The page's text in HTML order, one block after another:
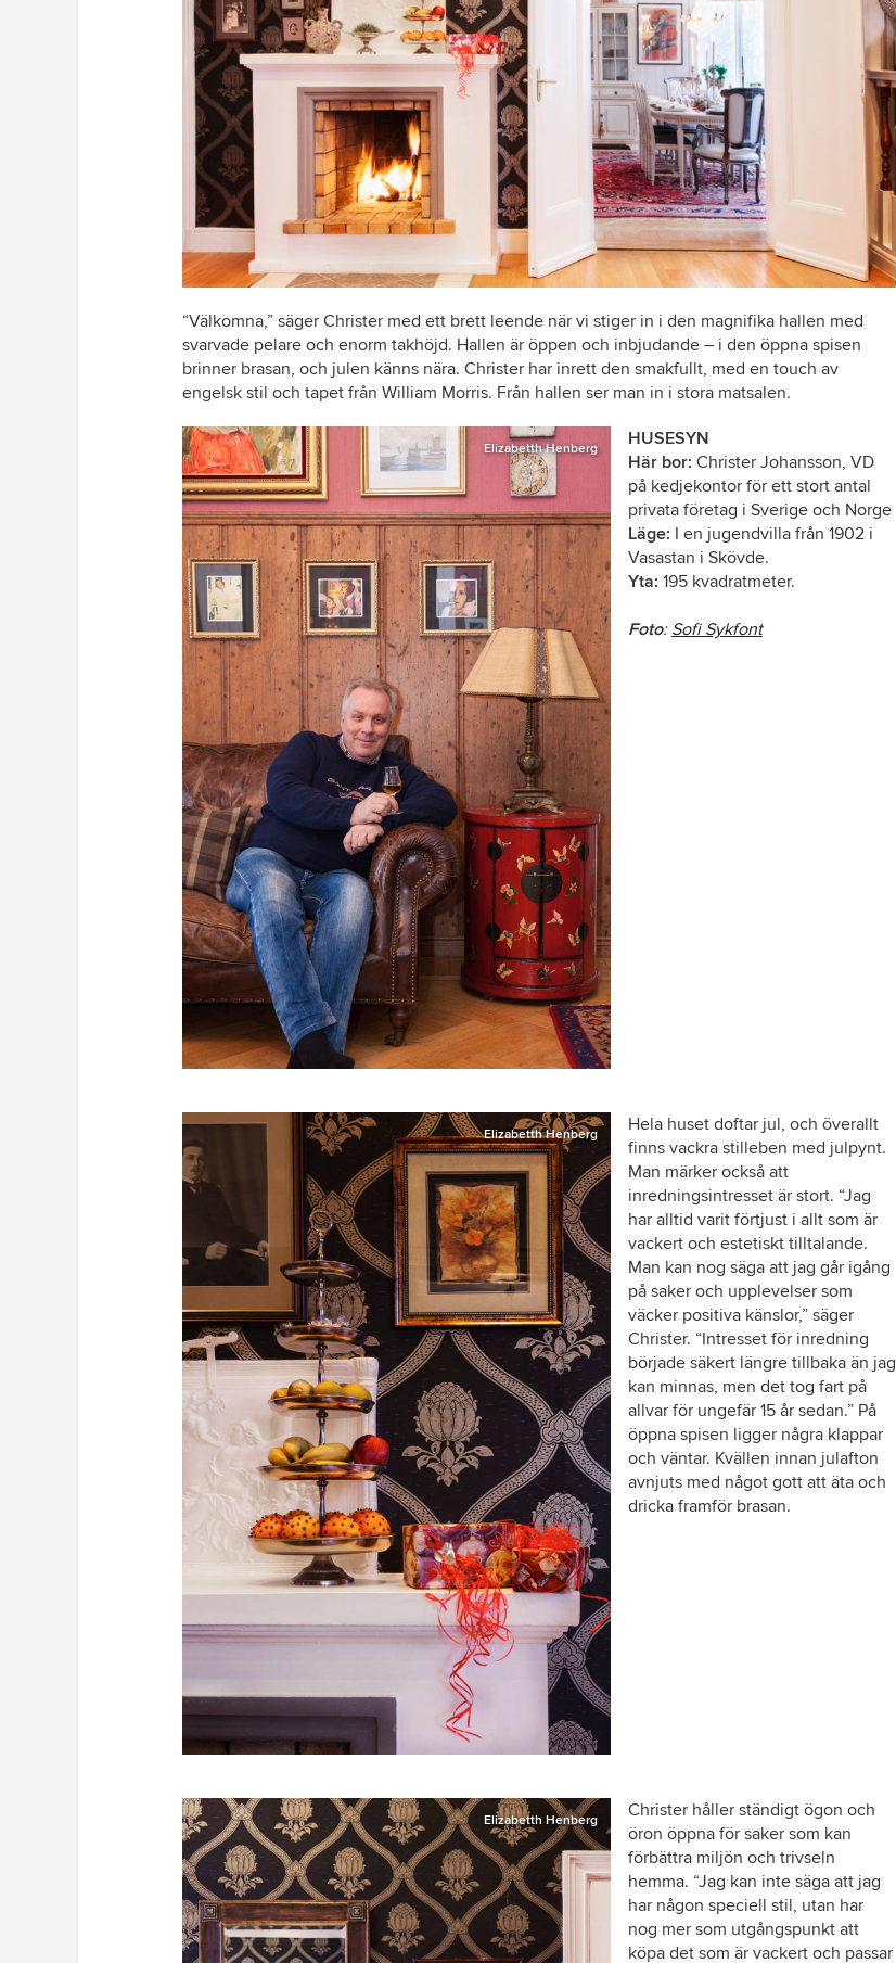
“Välkomna,” säger Christer med ett brett leende när vi stiger in i den magnifika hallen med
svarvade pelare och enorm takhöjd. Hallen är öppen och inbjudande – i den öppna spisen
brinner brasan, och julen känns nära. Christer har inrett den smakfullt, med en touch av
engelsk stil och tapet från William Morris. Från hallen ser man in i stora matsalen.
Elizabetth Henberg
HUSESYN
Här bor: Christer Johansson, VD
på kedjekontor för ett stort antal
privata företag i Sverige och Norge
Läge: I en jugendvilla från 1902 i
Vasastan i Skövde.
Yta: 195 kvadratmeter.
Foto: Sofi Sykfont
Elizabetth Henberg
Hela huset doftar jul, och överallt
finns vackra stilleben med julpynt.
Man märker också att
inredningsintresset är stort. “Jag
har alltid varit förtjust i allt som är
vackert och estetiskt tilltalande.
Man kan nog säga att jag går igång
på saker och upplevelser som
väcker positiva känslor,” säger
Christer. “Intresset för inredning
började säkert längre tillbaka än jag
kan minnas, men det tog fart på
allvar för ungefär 15 år sedan.” På
öppna spisen ligger några klappar
och väntar. Kvällen innan julafton
avnjuts med något gott att äta och
dricka framför brasan.
Elizabetth Henberg
Christer håller ständigt ögon och
öron öppna för saker som kan
förbättra miljön och trivseln
hemma. “Jag kan inte säga att jag
har någon speciell stil, utan har
nog mer som utgångspunkt att
köpa det som är vackert och passar